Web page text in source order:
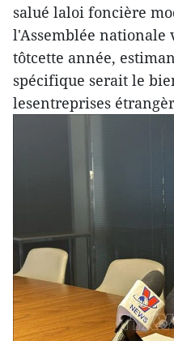
salué laloi foncière
l'Assemblée
tôtcette année,
spécifique serait le
lesentreprises